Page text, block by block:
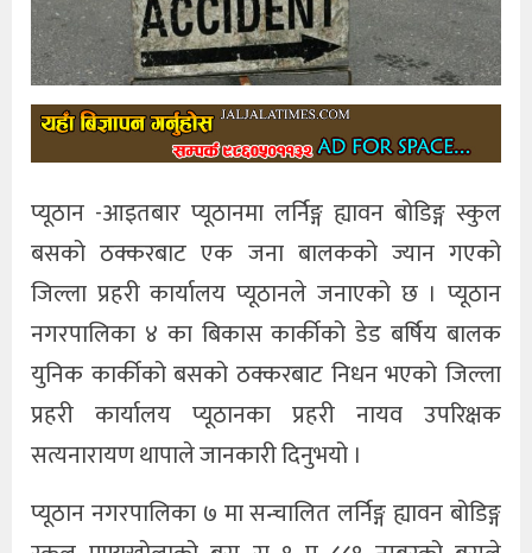
प्यूठान -आइतबार प्यूठानमा लर्निङ्ग ह्यावन बोडिङ्ग स्कुल
बसको ठक्करबाट एक जना बालकको ज्यान गएको
जिल्ला प्रहरी कार्यालय प्यूठानले जनाएको छ । प्यूठान
नगरपालिका ४ का बिकास कार्कीको डेड बर्षिय बालक
युनिक कार्कीको बसको ठक्करबाट निधन भएको जिल्ला
प्रहरी कार्यालय प्यूठानका प्रहरी नायव उपरिक्षक
सत्यनारायण थापाले जानकारी दिनुभयो ।
प्यूठान नगरपालिका ७ मा सन्चालित लर्निङ्ग ह्यावन बोडिङ्ग